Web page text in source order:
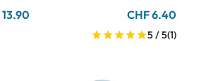
CHF 6.40
5 / 5(1)